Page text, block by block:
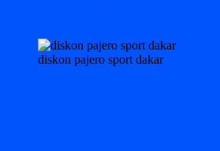
diskon pajero sport dakar